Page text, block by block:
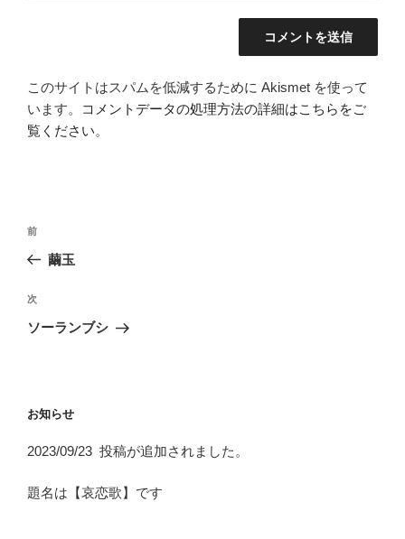
このサイトはスパムを低減するために Akismet を使って
います。
コメントデータの処理方法の詳細はこちらをご
覧ください。
投
ビ
ゲ
ン
前
の
稿
前
繭玉
次
の
次
ソーランブシ
お知らせ
2023/09/23 投稿が追加されました。
題名は【哀恋歌】です